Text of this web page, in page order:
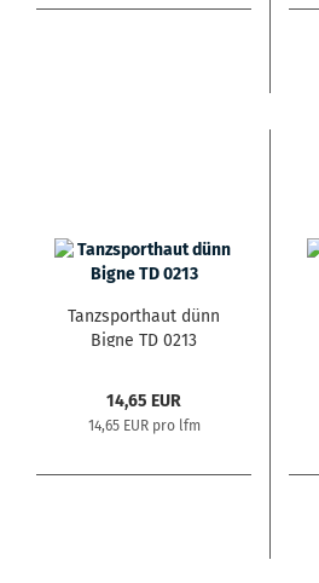
Tanzsporthaut dünn
Bigne TD 0213
14,65 EUR
14,65 EUR pro lfm